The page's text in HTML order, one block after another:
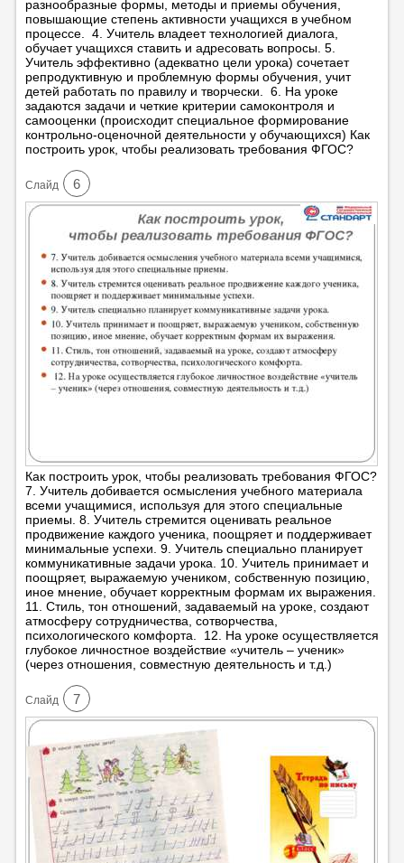
разнообразные формы, методы и приемы обучения,
повышающие степень активности учащихся в учебном
процессе. 4. Учитель владеет технологией диалога,
обучает учащихся ставить и адресовать вопросы. 5.
Учитель эффективно (адекватно цели урока) сочетает
репродуктивную и проблемную формы обучения, учит
детей работать по правилу и творчески. 6. На уроке
задаются задачи и четкие критерии самоконтроля и
самооценки (происходит специальное формирование
контрольно-оценочной деятельности у обучающихся) Как
построить урок, чтобы реализовать требования ФГОС?
Cлайд 6
Как построить урок, чтобы реализовать требования ФГОС?
7. Учитель добивается осмысления учебного материала
всеми учащимися, используя для этого специальные
приемы. 8. Учитель стремится оценивать реальное
продвижение каждого ученика, поощряет и поддерживает
минимальные успехи. 9. Учитель специально планирует
коммуникативные задачи урока. 10. Учитель принимает и
поощряет, выражаемую учеником, собственную позицию,
иное мнение, обучает корректным формам их выражения.
11. Стиль, тон отношений, задаваемый на уроке, создают
атмосферу сотрудничества, сотворчества,
психологического комфорта. 12. На уроке осуществляется
глубокое личностное воздействие «учитель – ученик»
(через отношения, совместную деятельность и т.д.)
Cлайд 7